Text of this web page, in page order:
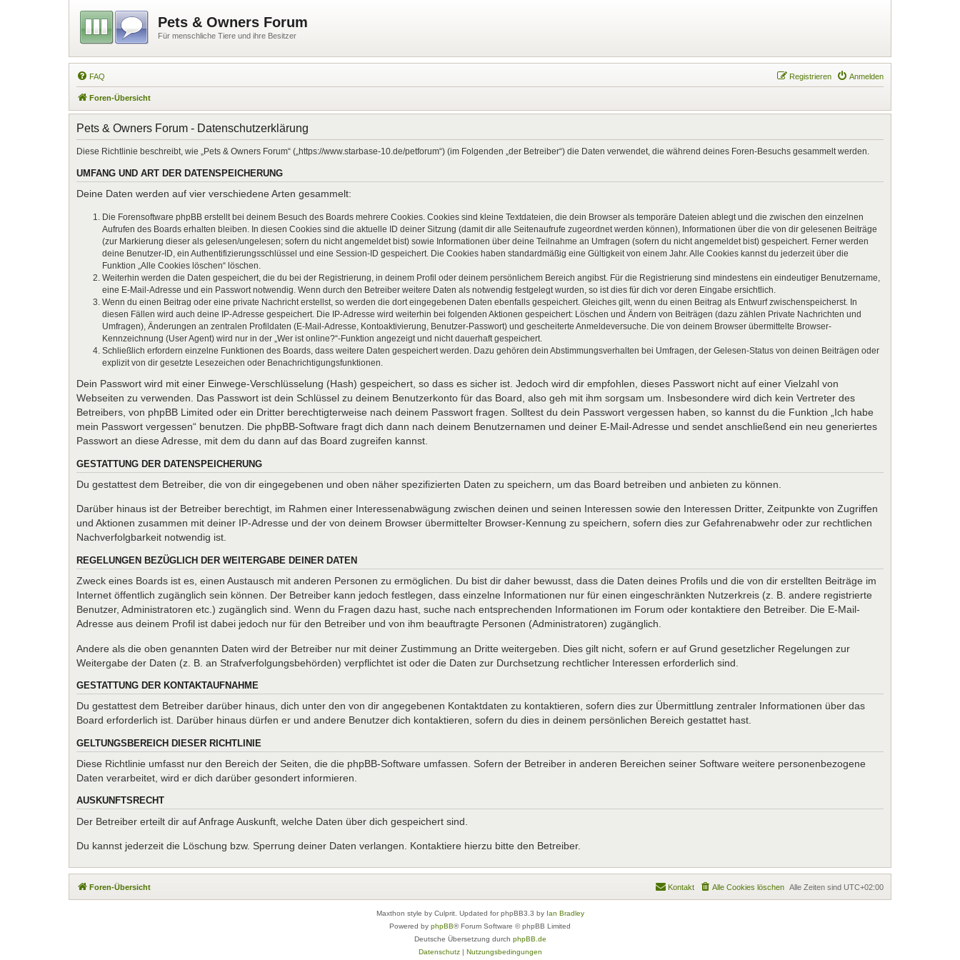
Pets & Owners Forum
Für menschliche Tiere und ihre Besitzer
FAQ Anmelden
Registrieren
Foren-Übersicht
Pets & Owners Forum - Datenschutzerklärung
Diese Richtlinie beschreibt, wie „Pets & Owners Forum“ („https://www.starbase-10.de/petforum“) (im Folgenden „der Betreiber“) die Daten verwendet, die während deines Foren-Besuchs gesammelt werden.
UMFANG UND ART DER DATENSPEICHERUNG
Deine Daten werden auf vier verschiedene Arten gesammelt:
Die Forensoftware phpBB erstellt bei deinem Besuch des Boards mehrere Cookies. Cookies sind kleine Textdateien, die dein Browser als temporäre Dateien ablegt und die zwischen den einzelnen
Aufrufen des Boards erhalten bleiben. In diesen Cookies sind die aktuelle ID deiner Sitzung (damit dir alle Seitenaufrufe zugeordnet werden können), Informationen über die von dir gelesenen Beiträge
(zur Markierung dieser als gelesen/ungelesen; sofern du nicht angemeldet bist) sowie Informationen über deine Teilnahme an Umfragen (sofern du nicht angemeldet bist) gespeichert. Ferner werden
deine Benutzer-ID, ein Authentifizierungsschlüssel und eine Session-ID gespeichert. Die Cookies haben standardmäßig eine Gültigkeit von einem Jahr. Alle Cookies kannst du jederzeit über die
Funktion „Alle Cookies löschen“ löschen.
Weiterhin werden die Daten gespeichert, die du bei der Registrierung, in deinem Profil oder deinem persönlichem Bereich angibst. Für die Registrierung sind mindestens ein eindeutiger Benutzername,
eine E-Mail-Adresse und ein Passwort notwendig. Wenn durch den Betreiber weitere Daten als notwendig festgelegt wurden, so ist dies für dich vor deren Eingabe ersichtlich.
Wenn du einen Beitrag oder eine private Nachricht erstellst, so werden die dort eingegebenen Daten ebenfalls gespeichert. Gleiches gilt, wenn du einen Beitrag als Entwurf zwischenspeicherst. In
diesen Fällen wird auch deine IP-Adresse gespeichert. Die IP-Adresse wird weiterhin bei folgenden Aktionen gespeichert: Löschen und Ändern von Beiträgen (dazu zählen Private Nachrichten und
Umfragen), Änderungen an zentralen Profildaten (E-Mail-Adresse, Kontoaktivierung, Benutzer-Passwort) und gescheiterte Anmeldeversuche. Die von deinem Browser übermittelte Browser-
Kennzeichnung (User Agent) wird nur in der „Wer ist online?“-Funktion angezeigt und nicht dauerhaft gespeichert.
Schließlich erfordern einzelne Funktionen des Boards, dass weitere Daten gespeichert werden. Dazu gehören dein Abstimmungsverhalten bei Umfragen, der Gelesen-Status von deinen Beiträgen oder
explizit von dir gesetzte Lesezeichen oder Benachrichtigungsfunktionen.
Dein Passwort wird mit einer Einwege-Verschlüsselung (Hash) gespeichert, so dass es sicher ist. Jedoch wird dir empfohlen, dieses Passwort nicht auf einer Vielzahl von
Webseiten zu verwenden. Das Passwort ist dein Schlüssel zu deinem Benutzerkonto für das Board, also geh mit ihm sorgsam um. Insbesondere wird dich kein Vertreter des
Betreibers, von phpBB Limited oder ein Dritter berechtigterweise nach deinem Passwort fragen. Solltest du dein Passwort vergessen haben, so kannst du die Funktion „Ich habe
mein Passwort vergessen“ benutzen. Die phpBB-Software fragt dich dann nach deinem Benutzernamen und deiner E-Mail-Adresse und sendet anschließend ein neu generiertes
Passwort an diese Adresse, mit dem du dann auf das Board zugreifen kannst.
GESTATTUNG DER DATENSPEICHERUNG
Du gestattest dem Betreiber, die von dir eingegebenen und oben näher spezifizierten Daten zu speichern, um das Board betreiben und anbieten zu können.
Darüber hinaus ist der Betreiber berechtigt, im Rahmen einer Interessenabwägung zwischen deinen und seinen Interessen sowie den Interessen Dritter, Zeitpunkte von Zugriffen
und Aktionen zusammen mit deiner IP-Adresse und der von deinem Browser übermittelter Browser-Kennung zu speichern, sofern dies zur Gefahrenabwehr oder zur rechtlichen
Nachverfolgbarkeit notwendig ist.
REGELUNGEN BEZÜGLICH DER WEITERGABE DEINER DATEN
Zweck eines Boards ist es, einen Austausch mit anderen Personen zu ermöglichen. Du bist dir daher bewusst, dass die Daten deines Profils und die von dir erstellten Beiträge im
Internet öffentlich zugänglich sein können. Der Betreiber kann jedoch festlegen, dass einzelne Informationen nur für einen eingeschränkten Nutzerkreis (z. B. andere registrierte
Benutzer, Administratoren etc.) zugänglich sind. Wenn du Fragen dazu hast, suche nach entsprechenden Informationen im Forum oder kontaktiere den Betreiber. Die E-Mail-
Adresse aus deinem Profil ist dabei jedoch nur für den Betreiber und von ihm beauftragte Personen (Administratoren) zugänglich.
Andere als die oben genannten Daten wird der Betreiber nur mit deiner Zustimmung an Dritte weitergeben. Dies gilt nicht, sofern er auf Grund gesetzlicher Regelungen zur
Weitergabe der Daten (z. B. an Strafverfolgungsbehörden) verpflichtet ist oder die Daten zur Durchsetzung rechtlicher Interessen erforderlich sind.
GESTATTUNG DER KONTAKTAUFNAHME
Du gestattest dem Betreiber darüber hinaus, dich unter den von dir angegebenen Kontaktdaten zu kontaktieren, sofern dies zur Übermittlung zentraler Informationen über das
Board erforderlich ist. Darüber hinaus dürfen er und andere Benutzer dich kontaktieren, sofern du dies in deinem persönlichen Bereich gestattet hast.
GELTUNGSBEREICH DIESER RICHTLINIE
Diese Richtlinie umfasst nur den Bereich der Seiten, die die phpBB-Software umfassen. Sofern der Betreiber in anderen Bereichen seiner Software weitere personenbezogene
Daten verarbeitet, wird er dich darüber gesondert informieren.
AUSKUNFTSRECHT
Der Betreiber erteilt dir auf Anfrage Auskunft, welche Daten über dich gespeichert sind.
Du kannst jederzeit die Löschung bzw. Sperrung deiner Daten verlangen. Kontaktiere hierzu bitte den Betreiber.
Foren-Übersicht Alle Zeiten sind UTC+02:00
Alle Cookies löschen
Kontakt
Maxthon style by Culprit. Updated for phpBB3.3 by Ian Bradley
Powered by phpBB® Forum Software © phpBB Limited
Deutsche Übersetzung durch phpBB.de
Datenschutz| Nutzungsbedingungen